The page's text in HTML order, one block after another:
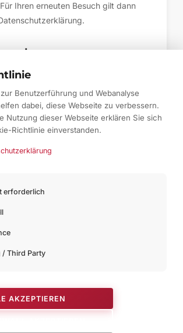
Ihren erneuten Besuch gilt dann
den
zum Datenschutz haben,
uns bitte eine E-Mail oder
sich direkt an die für den
wurde mit dem
Generator der
AG erstellt.
Benutzerführung und Webanalyse
dabei, diese Webseite zu verbessern.
Nutzung dieser Webseite erklären Sie sich
Richtlinie einverstanden.
erforderlich
/ Third Party
AKZEPTIEREN